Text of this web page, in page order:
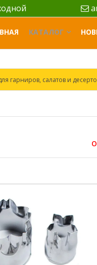
КАТАЛОГ
гарниров, салатов и